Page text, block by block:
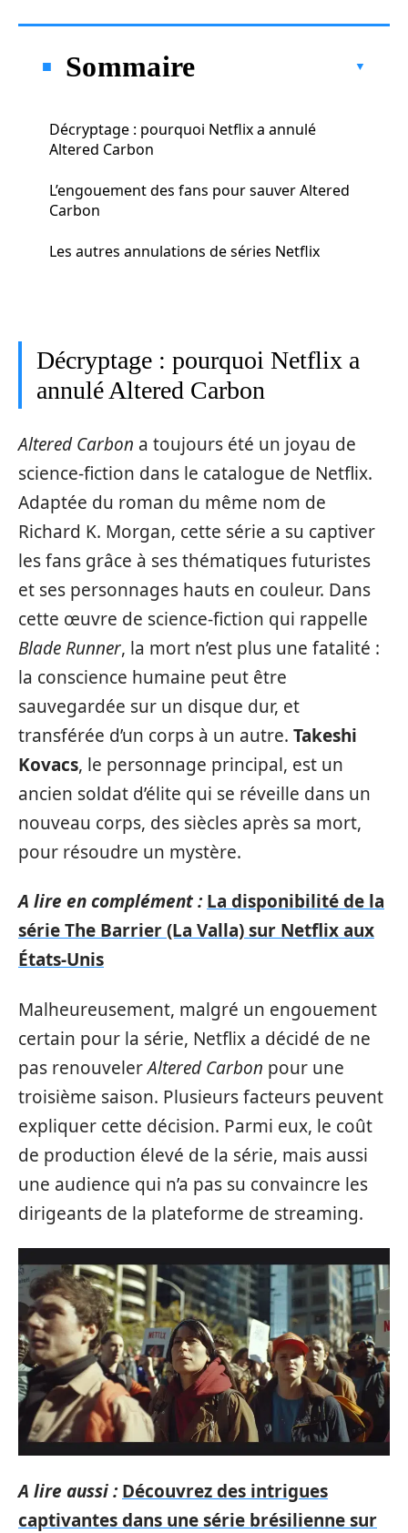
Sommaire
Décryptage : pourquoi Netflix a annulé
Altered Carbon
L’engouement des fans pour sauver Altered
Carbon
Les autres annulations de séries Netflix
Décryptage : pourquoi Netflix a
annulé Altered Carbon
Altered Carbon a toujours été un joyau de
science-fiction dans le catalogue de Netflix.
Adaptée du roman du même nom de
Richard K. Morgan, cette série a su captiver
les fans grâce à ses thématiques futuristes
et ses personnages hauts en couleur. Dans
cette œuvre de science-fiction qui rappelle
Blade Runner, la mort n’est plus une fatalité :
la conscience humaine peut être
sauvegardée sur un disque dur, et
transférée d’un corps à un autre. Takeshi
Kovacs, le personnage principal, est un
ancien soldat d’élite qui se réveille dans un
nouveau corps, des siècles après sa mort,
pour résoudre un mystère.
A lire en complément : La disponibilité de la
série The Barrier (La Valla) sur Netflix aux
États-Unis
Malheureusement, malgré un engouement
certain pour la série, Netflix a décidé de ne
pas renouvelerAltered Carbon pour une
troisième saison. Plusieurs facteurs peuvent
expliquer cette décision. Parmi eux, le coût
de production élevé de la série, mais aussi
une audience qui n’a pas su convaincre les
dirigeants de la plateforme de streaming.
A lire aussi : Découvrez des intrigues
captivantes dans une série brésilienne sur